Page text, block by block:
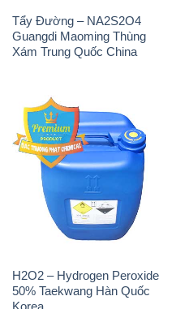
Tẩy Đường – NA2S2O4
Guangdi Maoming Thùng
Xám Trung Quốc China
H2O2 – Hydrogen Peroxide
50% Taekwang Hàn Quốc
Korea